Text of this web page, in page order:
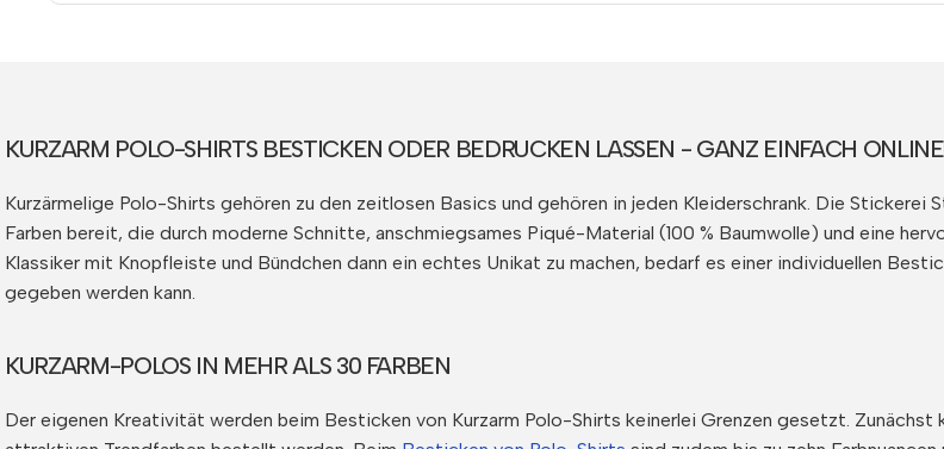
KURZARM POLO-SHIRTS BESTICKEN ODER BEDRUCKEN LASSEN - GANZ EINFACH
Kurzärmelige Polo-Shirts gehören zu den zeitlosen Basics und gehören in jeden Kleiderschrank. Die
Farben bereit, die durch moderne Schnitte, anschmiegsames Piqué-Material (100 % Baumwolle) und eine
Klassiker mit Knopfleiste und Bündchen dann ein echtes Unikat zu machen, bedarf es einer individuellen
gegeben werden kann.
KURZARM-POLOS IN MEHR ALS 30 FARBEN
Der eigenen Kreativität werden beim Besticken von Kurzarm Polo-Shirts keinerlei Grenzen gesetzt.